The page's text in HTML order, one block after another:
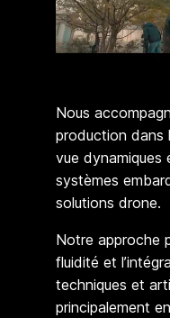
Nous
production dans
vue dynamiques
systèmes
solutions drone.
Notre approche
fluidité et
techniques et
principalement